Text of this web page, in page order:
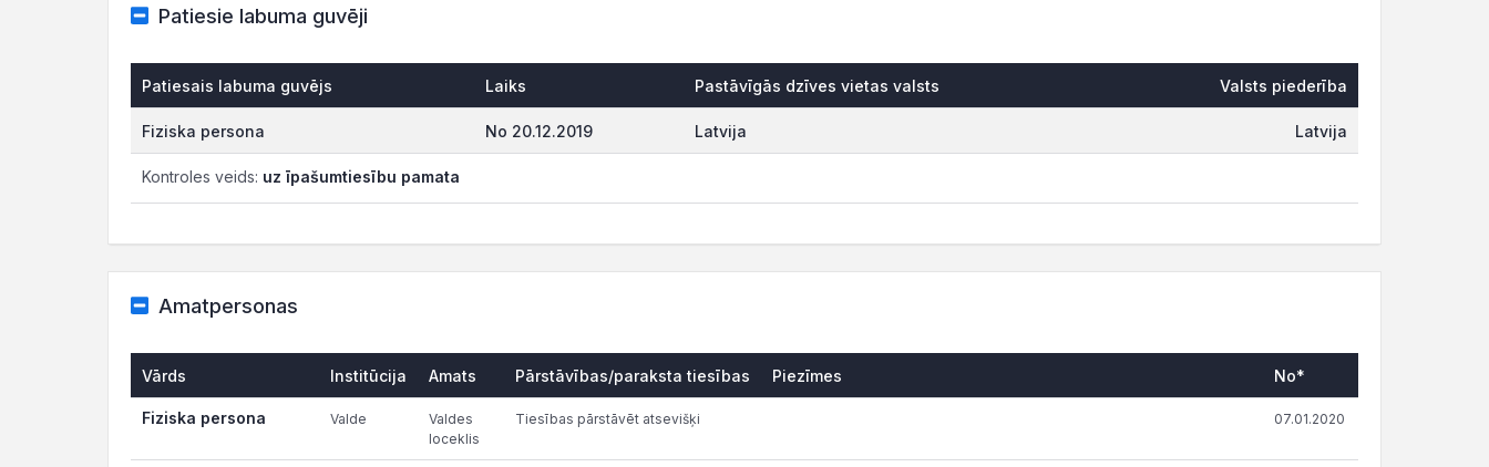
Patiesie labuma guvēji
Patiesais labuma guvējs Laiks Pastāvīgās dzīves vietas valsts Valsts piederība
Fiziska persona No 20.12.2019 Latvija Latvija
Kontroles veids: uz īpašumtiesību pamata
Amatpersonas
Vārds Institūcija Amats Pārstāvības/paraksta tiesības Piezīmes No*
Fiziska persona Valde
Valdes
loceklis
Tiesības pārstāvēt atsevišķi 07.01.2020